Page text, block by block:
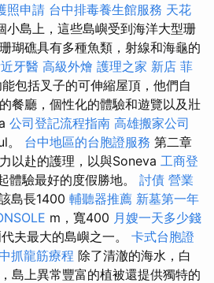
照申請 台中排毒養生館服務 天花
小島上，這些島嶼受到海洋大型珊
瑚礁具有多種魚類，射線和海龜的
牙醫 高級外燴 護理之家 新店 菲
包括叉子的可伸縮屋頂，他們自
餐廳，個性化的體驗和遊覽以及壯
公司登記流程指南 高雄搬家公司
。 台中地區的台胞證服務 第二章
以赴的護理，以與Soneva 工商登
體驗最好的度假勝地。 討債 營業
島長1400 輔聽器推薦 新墓第一年
m，寬400 月嫂一天多少錢
夫最大的島嶼之一。 卡式台胞證
抓龍筋療程 除了清澈的海水，白
島上異常豐富的植被還提供獨特的